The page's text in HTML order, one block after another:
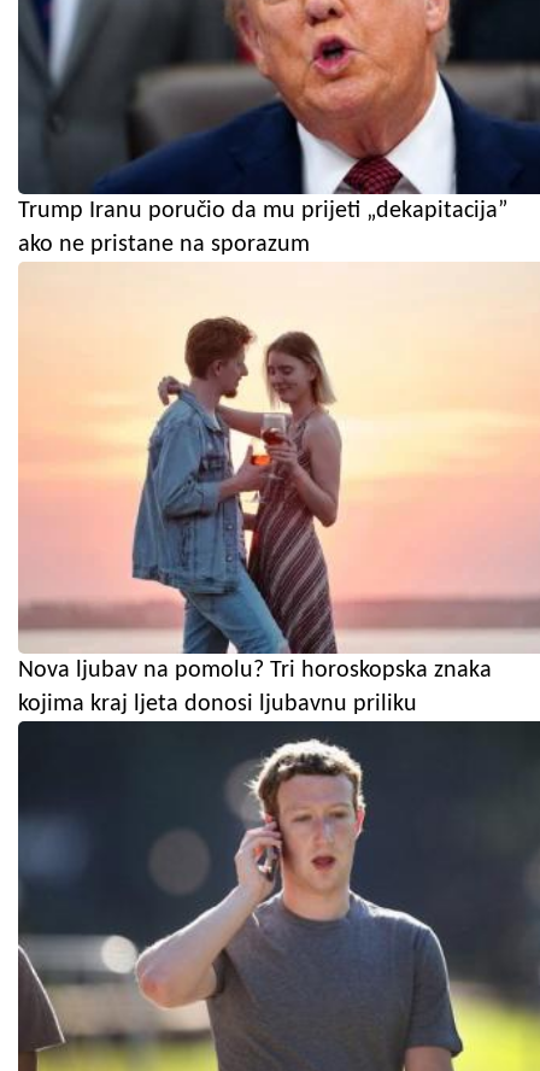
Trump Iranu poručio da mu prijeti „dekapitacija”
ako ne pristane na sporazum
Nova ljubav na pomolu? Tri horoskopska znaka
kojima kraj ljeta donosi ljubavnu priliku